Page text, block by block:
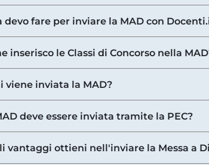
devo fare per inviare la MAD con
inserisco le Classi di Concorso nella
viene inviata la MAD?
deve essere inviata tramite la PEC?
vantaggi ottieni nell'inviare la Messa a